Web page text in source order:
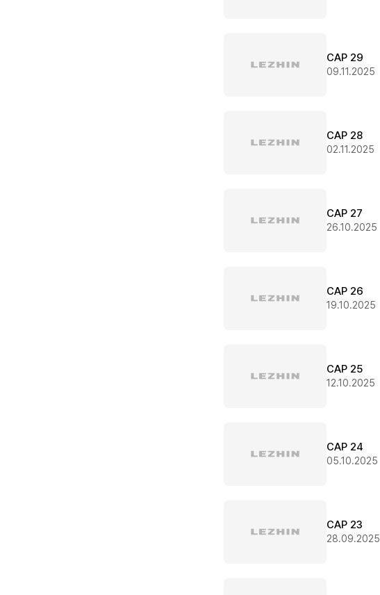
CAP 29
09.11.2025
CAP 28
02.11.2025
CAP 27
26.10.2025
CAP 26
19.10.2025
CAP 25
12.10.2025
CAP 24
05.10.2025
CAP 23
28.09.2025